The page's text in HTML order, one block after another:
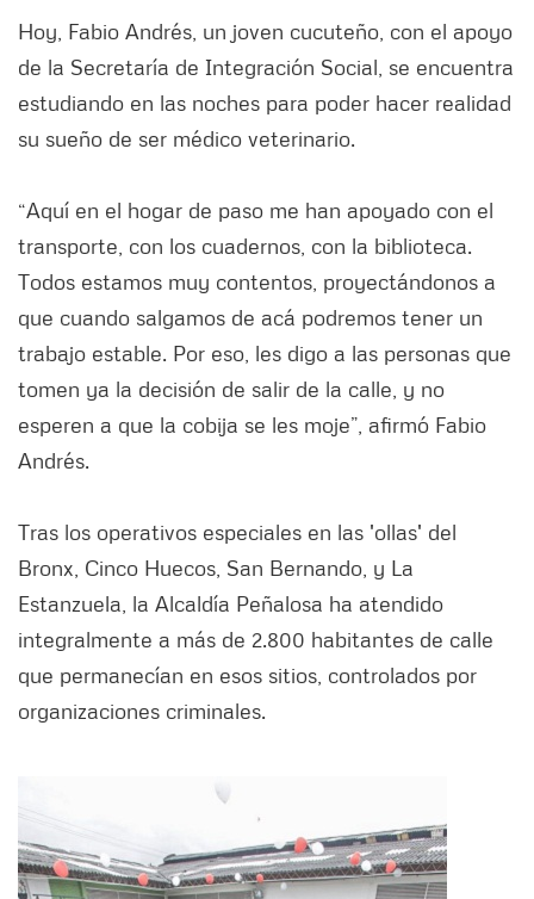
Hoy, Fabio Andrés, un joven cucuteño, con el apoyo
de la Secretaría de Integración Social, se encuentra
estudiando en las noches para poder hacer realidad
su sueño de ser médico veterinario.
“Aquí en el hogar de paso me han apoyado con el
transporte, con los cuadernos, con la biblioteca.
Todos estamos muy contentos, proyectándonos a
que cuando salgamos de acá podremos tener un
trabajo estable. Por eso, les digo a las personas que
tomen ya la decisión de salir de la calle, y no
esperen a que la cobija se les moje”, afirmó Fabio
Andrés.
Tras los operativos especiales en las 'ollas' del
Bronx, Cinco Huecos, San Bernando, y La
Estanzuela, la Alcaldía Peñalosa ha atendido
integralmente a más de 2.800 habitantes de calle
que permanecían en esos sitios, controlados por
organizaciones criminales.